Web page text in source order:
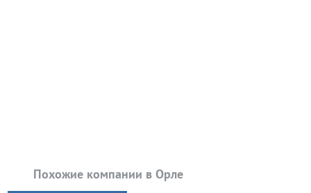
Похожие компании в Орле